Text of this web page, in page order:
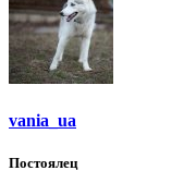
vania_ua
Постоялец